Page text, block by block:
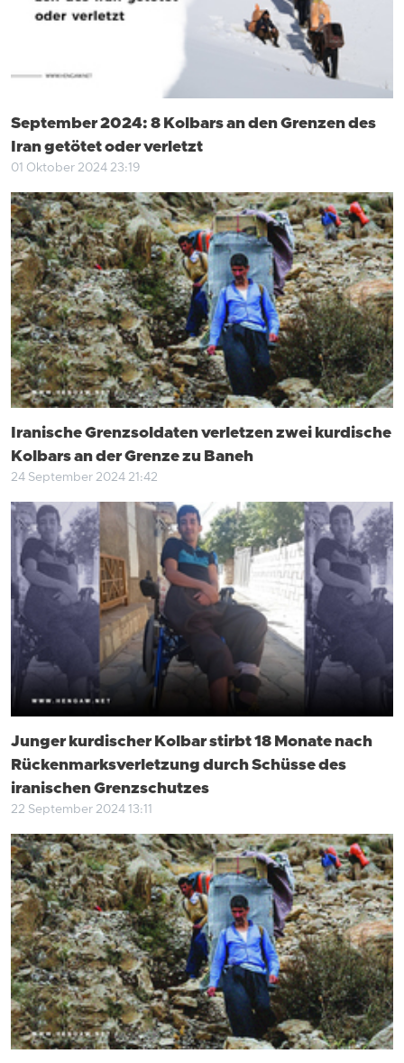
September 2024: 8 Kolbars an den Grenzen des
Iran getötet oder verletzt
01 Oktober 2024 23:19
Iranische Grenzsoldaten verletzen zwei kurdische
Kolbars an der Grenze zu Baneh
24 September 2024 21:42
Junger kurdischer Kolbar stirbt 18 Monate nach
Rückenmarksverletzung durch Schüsse des
iranischen Grenzschutzes
22 September 2024 13:11